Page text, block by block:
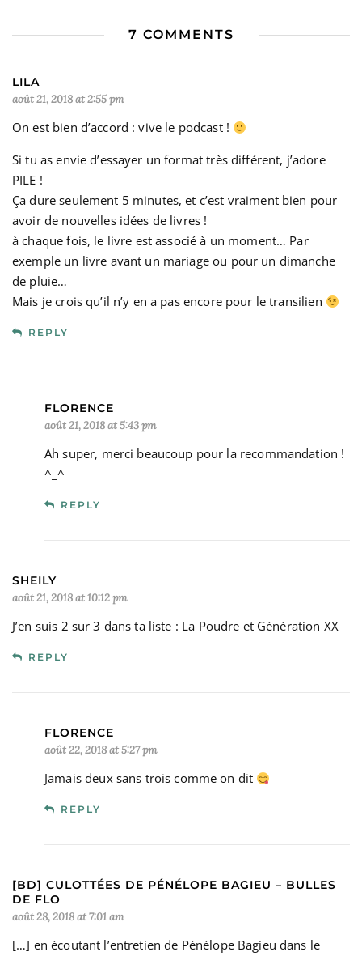
7 COMMENTS
LILA
août 21, 2018 at 2:55 pm
On est bien d’accord : vive le podcast !
Si tu as envie d’essayer un format très différent, j’adore
PILE !
Ça dure seulement 5 minutes, et c’est vraiment bien pour
avoir de nouvelles idées de livres !
à chaque fois, le livre est associé à un moment… Par
exemple un livre avant un mariage ou pour un dimanche
de pluie…
Mais je crois qu’il n’y en a pas encore pour le transilien
REPLY
FLORENCE
août 21, 2018 at 5:43 pm
Ah super, merci beaucoup pour la recommandation !
^_^
REPLY
SHEILY
août 21, 2018 at 10:12 pm
J’en suis 2 sur 3 dans ta liste : La Poudre et Génération XX
REPLY
FLORENCE
août 22, 2018 at 5:27 pm
Jamais deux sans trois comme on dit
REPLY
[BD] CULOTTÉES DE PÉNÉLOPE BAGIEU – BULLES
DE FLO
août 28, 2018 at 7:01 am
[…] en écoutant l’entretien de Pénélope Bagieu dans le